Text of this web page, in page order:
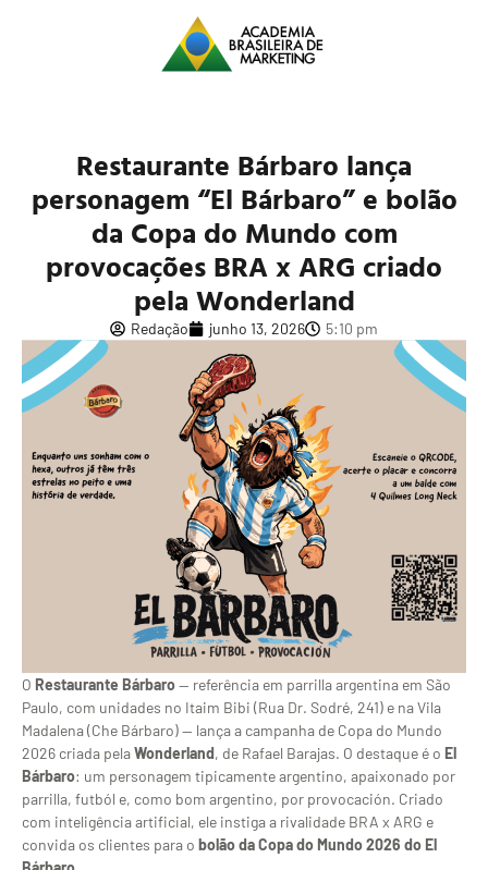
Restaurante Bárbaro lança
personagem “El Bárbaro” e bolão
da Copa do Mundo com
provocações BRA x ARG criado
pela Wonderland
Redação junho 13, 2026 5:10 pm
O Restaurante Bárbaro— referência em parrilla argentina em São
Paulo, com unidades no Itaim Bibi (Rua Dr. Sodré, 241) e na Vila
Madalena (Che Bárbaro) — lança a campanha de Copa do Mundo
2026 criada pelaWonderland, de Rafael Barajas. O destaque é o El
Bárbaro: um personagem tipicamente argentino, apaixonado por
parrilla, futból e, como bom argentino, por provocación. Criado
com inteligência artificial, ele instiga a rivalidade BRA x ARG e
convida os clientes para o bolão da Copa do Mundo 2026 do El